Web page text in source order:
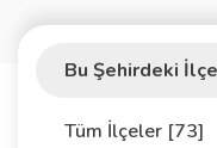
Bu Şehirdeki
Tüm İlçeler [73]